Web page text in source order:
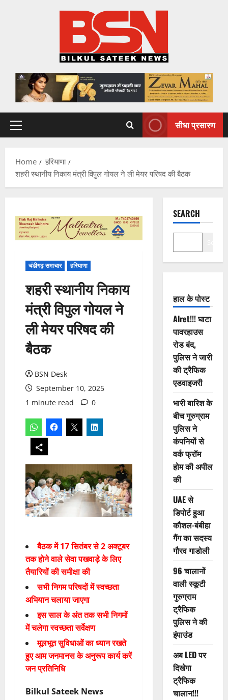
Primary
सीधा प्रसारण
Home
हरियाणा
शहरी स्थानीय निकाय मंत्री विपुल गोयल ने ली मेयर परिषद की बैठक
चंडीगढ़ समाचार हरियाणा
शहरी स्थानीय निकाय
मंत्री विपुल गोयल ने
ली मेयर परिषद की
बैठक
BSN Desk
September 10, 2025
1 minute read
0
बैठक में 17 सितंबर से 2 अक्टूबर
तक होने वाले सेवा पखवाड़े के लिए
तैयारियों की समीक्षा की
सभी निगम परिषदों में स्वच्छता
अभियान चलाया जाएगा
इस साल के अंत तक सभी निगमों
में चलेगा स्वच्छता सर्वेक्षण
मूलभूत सुविधाओं का ध्यान रखते
हुए आम जनमानस के अनुरूप कार्य करें
जन प्रतिनिधि
Bilkul Sateek News
SEARCH
हाल के पोस्ट
Alret!!! घाटा
पावरहाउस
रोड बंद,
पुलिस ने जारी
की ट्रैफिक
एडवाइजरी
भारी बारिश के
बीच गुरुग्राम
पुलिस ने
कंपनियों से
वर्क फ्रॉम
होम की अपील
की
UAE से
डिपोर्ट हुआ
कौशल-बंबीहा
गैंग का सदस्य
गौरव गाडोली
96 चालानों
वाली स्कूटी
गुरुग्राम
ट्रैफिक
पुलिस ने की
इंपाउंड
अब LED पर
दिखेगा
ट्रैफिक
चालान!!!